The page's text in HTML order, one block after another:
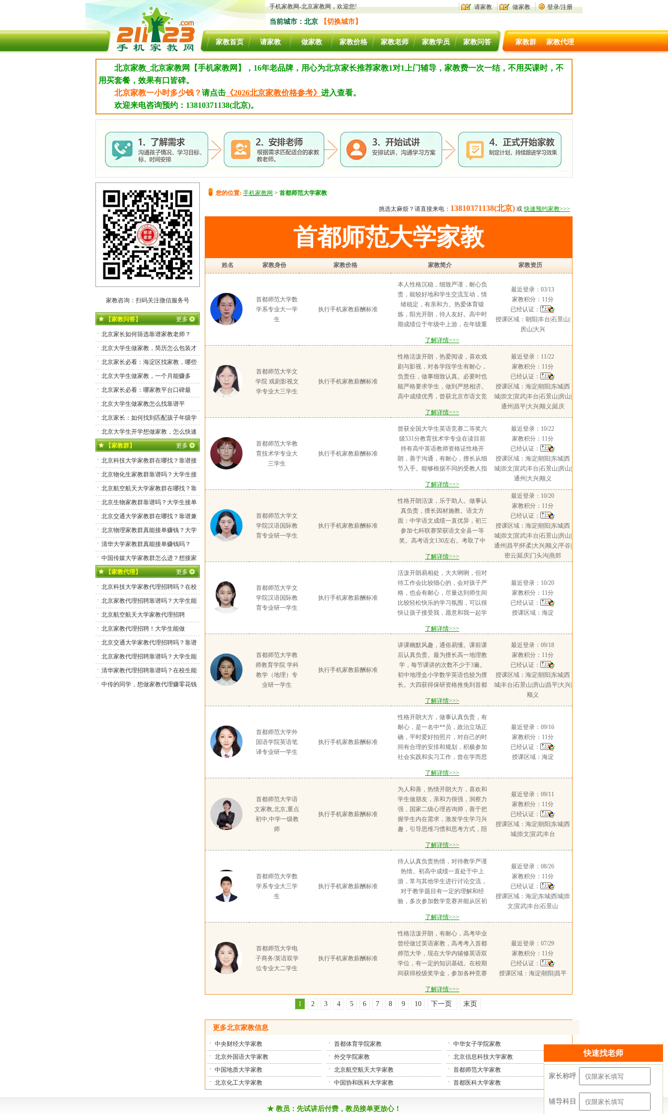
请家教 做家教 登录/注册
手机家教网-北京家教网，欢迎您!
当前城市：北京 【切换城市】
家教首页 请家教 做家教 家教价格 家教老师 家教学员 家教问答 家教代理
家教群
北京家教_北京家教网【手机家教网】，16年老品牌，用心为北京家长推荐家教1对1上门辅导，家教费一次一结，不用买课时，不
用买套餐，效果有口皆碑。
北京家教一小时多少钱？请点击 《2026北京家教价格参考》 进入查看。
欢迎来电咨询预约：13810371138(北京)。
您的位置: 手机家教网 > 首都师范大学家教
挑选太麻烦？请直接来电： 13810371138(北京) 或快速预约家教>>>
首都师范大学家教
姓名 家教身份 家教价格 家教简介 家教资历
首都师范大学数
学系专业大一学
生
执行手机家教薪酬标准
本人性格沉稳，细致严谨，耐心负
责，能较好地和学生交流互动，情
绪稳定，有亲和力。热爱体育锻
炼，阳光开朗，待人友好。高中时
期成绩位于年级中上游，在年级重
度端正，对学习方法有深入研究探
索。同时本人爱好广泛，在乒乓
球、跑步、吉他等领域有诸多领
悟，勇于挑战新事物，有较强的好
奇心，也能帮助学生探索新事物。
我有多次的家教经历，都帮助孩子
我能和孩子与家长有效沟通，了解
辅导过程中，对症下药，帮助学生
突破难点，在讲解过程中细致耐
心；在课后，在微信里给学生解答
疑惑，同时与家长及时沟通。曾经
辅导一名八年级的学生的数学，八
年级正处于承前启后的关键时期，
个学期的努力，补全学生基础，又
提前复习初三内容，最终开学考试
成绩提高20分，令家长满意。
了解详情>>>
最近登录：03/13
家教积分：11分
已经认证：
授课区域：朝阳|丰台|石景山|
房山|大兴
首都师范大学文
学院 戏剧影视文
学专业大三学生
执行手机家教薪酬标准
性格活泼开朗，热爱阅读，喜欢戏
剧与影视，对各学段学生有耐心，
负责任，做事细致认真。必要时也
能严格要求学生，做到严慈相济。
高中成绩优秀，曾获北京市语文竞
习方法，大学英语六级500+，学业
成绩优秀。就读于师范类大学，曾
修过“教育学基础”等课，目前也在
备考教师资格证，对教育学相关内
容有足够了解。曾担任新东方小学
助教4个月，包括暑期班与日常班
均人数20人，积累了与小学生相处
学习状态，将知识点及笔记发到群
里；课下我及时关注学生需求，保
护学生安全，放学时确保学生被家
长接走再离开。
了解详情>>>
最近登录：11/22
家教积分：11分
已经认证：
授课区域：海淀|朝阳|东城|西
城|崇文|宣武|丰台|石景山|房山|
通州|昌平|大兴|顺义|延庆
首都师范大学教
育技术学专业大
三学生
执行手机家教薪酬标准
曾获全国大学生英语竞赛二等奖六
级531分教育技术学专业在读目前
持有高中英语教师资格证性格开
朗，善于沟通，有耐心，擅长从细
节入手。能够根据不同的受教人指
习发展，用不同的教学策略多方位
打开学生的学习思路曾有过4次家
教经验及1次晚托班助教经验一.1个
月内将初三英语从80提升至105二.
半个月内教会四年级学生如何准确
把握语文写作要点三.三个月教会学
拼读四.从兴趣角度激发学生对英语
了解详情>>>
最近登录：10/22
家教积分：11分
已经认证：
授课区域：海淀|朝阳|东城|西
城|崇文|宣武|丰台|石景山|房山|
通州|大兴|顺义
首都师范大学文
学院汉语国际教
育专业研一学生
执行手机家教薪酬标准
性格开朗活泼，乐于助人。做事认
真负责，擅长因材施教。语文方
面：中学语文成绩一直优异，初三
参加七科联赛荣获语文全县一等
奖。高考语文130左右。考取了中
初中学生家教。大学期间进行过线
上美文公益教学。俄语方面：大学
在江苏师范大学读俄语专业，拥有
俄语专业四级证书（84分），考研
俄语达到85分。担任过上海合作组
织徐州地方会议俄语志愿者。英语
做过多份初中学生家教。其他方
甲。高考数学成绩160左右。喜欢
绘画读书，喜欢做手工。从2019年
至今，教授过小升初及初中学生全
科，大学期间进行过线上美文公益
教学，教授过初三学生奥数及中考
英语，教授过幼儿陪读。孩子的成
了中学语文教师资格证，暑期做过
多份初中学生家教。
了解详情>>>
最近登录：10/20
家教积分：11分
已经认证：
授课区域：海淀|朝阳|东城|西
城|崇文|宣武|丰台|石景山|房山|
通州|昌平|怀柔|大兴|顺义|平谷|
密云|延庆|门头沟|燕郊
首都师范大学文
学院汉语国际教
育专业研一学生
执行手机家教薪酬标准
活泼开朗易相处，大大咧咧，但对
待工作会比较细心的，会对孩子严
格，也会有耐心，尽量达到师生间
比较轻松快乐的学习氛围，可以很
快让孩子接受我，愿意和我一起学
英语四六级，俄语专业四级证书，
在校期间获得过奖学金，毕业时获
得优秀毕业生称号等。大一期间就
开始带辅导班，初二语文和英语，
和孩子们相处的都很融洽。大一下
学期在唐山二十一中实习，暑假期
带一对三，一对二和家教一对一。
中，和孩子和家长都相处的非常融
洽。
了解详情>>>
最近登录：10/20
家教积分：11分
已经认证：
授课区域：海淀
首都师范大学教
师教育学院 学科
教学（地理）专
业研一学生
执行手机家教薪酬标准
讲课幽默风趣，通俗易懂。课前课
后认真负责。最为擅长高一地理教
学，每节课讲的次数不少于3遍。
初中地理盒小学数学英语也较为擅
长。大四获得保研资格推免到首都
理教师。在担任高一地理教师期
间，上学期期末所教1班，地理成
绩平均分排名2/26，第一名是重点
班。下学期期中检测成绩所教的三
个班平均分排名第一。2021.10-
2022.7担任三个班高一地理教师，
地理教师期间，上学期期末所教1
一名是重点班。下学期期中检测成
绩所教的三个班平均分排名第一。
2022年7-8月线下教学小学六年级语
数外2022年9月至今线上家教北京
朝阳区初二地理
了解详情>>>
最近登录：09/18
家教积分：11分
已经认证：
授课区域：海淀|朝阳|东城|西
城|丰台|石景山|房山|昌平|大兴|
顺义
首都师范大学外
国语学院英语笔
译专业研一学生
执行手机家教薪酬标准
性格开朗大方，做事认真负责，有
耐心，是一名中**员，政治立场正
确，平时爱好拍照片，对自己的时
间有合理的安排和规划，积极参加
社会实践和实习工作，曾在学而思
立小学上过课后一小时的兴趣课，
也在公司做过一些实习工作，都是
与英语有关的，比如给国外拍卖行
发邮件，做万词王app的教研工作等
曾获得两次校级优秀三等奖学金第
一次家教经历是教一个初一的男
写单词第二次家教经历是教一个初
后作业，听写单词，做卷子第三次
家教经历是带一个幼儿园大班的女
孩，主要讲课外班的课本，读英文
绘本
了解详情>>>
最近登录：09/16
家教积分：11分
已经认证：
授课区域：海淀
首都师范大学语
文家教,北京,重点
初中,中学一级教
师
执行手机家教薪酬标准
为人和善，热情开朗大方，喜欢和
学生做朋友，亲和力很强，洞察力
强，国家二级心理咨询师，善于把
握学生内在需求，激发学生学习兴
趣，引导思维习惯和思考方式，陪
目，学好语文，理解力强，会思
考，会说话，懂交流，服务现在和
未来学习生活，在教学中潜移默化
熏陶培养。应对考试，有分析和答
题技巧，作文有写作技巧，所有得
分技巧会对学生做训练，提高考试
丰富。遇到很多不同程度的孩子，
塑性很强，潜力无限。所以针对不
同程度和不同需求的孩子，提供适
合他的计划。有的孩子自主学习能
力很强，需要在阅读和写作层面完
善技巧，拔高，给予专项训练；有
的孩子阅读写作能力弱，从基础抓
惯，拥有独立思考和解题能力；兴
趣不强的学生，从兴趣点入手，循
了解详情>>>
最近登录：09/11
家教积分：11分
已经认证：
授课区域：海淀|朝阳|东城|西
城|崇文|宣武|丰台
首都师范大学数
学系专业大三学
生
执行手机家教薪酬标准
待人认真负责热情，对待教学严谨
热情。初高中成绩一直处于中上
游，常与其他学生进行讨论交流，
对于教学题目有一定的理解和经
验，多次参加数学竞赛并能从区初
学习钢琴等艺术特长，获得了九级
证书。暂无暂无暂无暂无暂无暂无
暂无暂无暂无暂无暂无暂无暂无暂
无暂无暂无暂无暂无暂无暂无暂无
暂无暂无暂无暂无暂无暂无暂无暂
无暂无暂无暂无暂无暂无暂无暂无
无暂无暂无暂无暂无暂无暂无
了解详情>>>
最近登录：08/26
家教积分：11分
已经认证：
授课区域：海淀|东城|西城|崇
文|宣武|丰台|石景山
首都师范大学电
子商务/英语双学
位专业大二学生
执行手机家教薪酬标准
性格活泼开朗，有耐心，高考毕业
曾经做过英语家教，高考考入首都
师范大学，现在大学内辅修英语双
学位，有一定的知识基础。在校期
间获得校级奖学金，参加各种竞赛
京，暑假可补课到开学，暑假期间
正在备考英语高中教师资格证在高
语法拆成模块对其进行讲解，后期
将语法带入题目中，对于他的薄弱
项进行分析。我通过现实举例和分
析句子结构等方式，拆开一词一句
进行分析，帮助他缓慢理解
了解详情>>>
最近登录：07/29
家教积分：11分
已经认证：
授课区域：海淀|朝阳|昌平
1 2 3 4 5 6 7 8 9 10 下一页 末页
更多北京家教信息
中央财经大学家教 首都体育学院家教
中华女子学院家教
北京外国语大学家教
外交学院家教
北京信息科技大学家教
中国地质大学家教
北京航空航天大学家教
首都师范大学家教
北京化工大学家教
中国协和医科大学家教 首都医科大学家教
家教咨询：扫码关注微信服务号
【家教问答】 更多
北京家长如何筛选靠谱家教老师？
北京大学生做家教，简历怎么包装才
拿高单？
北京家长必看：海淀区找家教，哪些
平台靠谱又实惠？
北京大学生做家教，一个月能赚多
少？
北京家长必看：哪家教平台口碑最
好、老师最靠谱？
北京大学生做家教怎么找靠谱平
台？
北京家长：如何找到匹配孩子年级学
科的专属家教？
北京大学生开学想做家教，怎么快速
接到本地订单？
【家教群】 更多
北京科技大学家教群在哪找？靠谱接
单渠道有吗？
北京物化生家教群靠谱吗？大学生接
单真实体验分享
北京航空航天大学家教群在哪找？靠
谱接单渠道有吗？
北京生物家教群靠谱吗？大学生接单
真实体验分享
北京交通大学家教群在哪找？靠谱兼
职群真有吗？
北京物理家教群真能接单赚钱？大学
生亲测靠谱吗？
清华大学家教群真能接单赚钱吗？
中国传媒大学家教群怎么进？想接家
教单的看这里！
【家教代理】 更多
北京科技大学家教代理招聘吗？在校
生能做吗？
北京家教代理招聘靠谱吗？大学生能
做吗？
北京航空航天大学家教代理招聘
吗？
北京家教代理招聘！大学生能做
吗？
北京交通大学家教代理招聘吗？靠谱
吗？
北京家教代理招聘靠谱吗？大学生能
做吗？
清华家教代理招聘靠谱吗？在校生能
做吗？
中传的同学，想做家教代理赚零花钱
★ 教员：先试讲后付费，教员接单更放心！
快速找老师
家长称呼
辅导科目